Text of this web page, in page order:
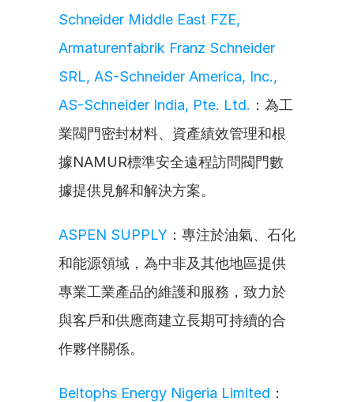
Schneider Middle East FZE,
Armaturenfabrik Franz Schneider
SRL, AS-Schneider America, Inc.,
AS-Schneider India, Pte. Ltd. ：為工
業閥門密封材料、資產績效管理和根
據NAMUR標準安全遠程訪問閥門數
據提供見解和解決方案。
ASPEN SUPPLY ：專注於油氣、石化
和能源領域，為中非及其他地區提供
專業工業產品的維護和服務，致力於
與客戶和供應商建立長期可持續的合
作夥伴關係。
Beltophs Energy Nigeria Limited ：